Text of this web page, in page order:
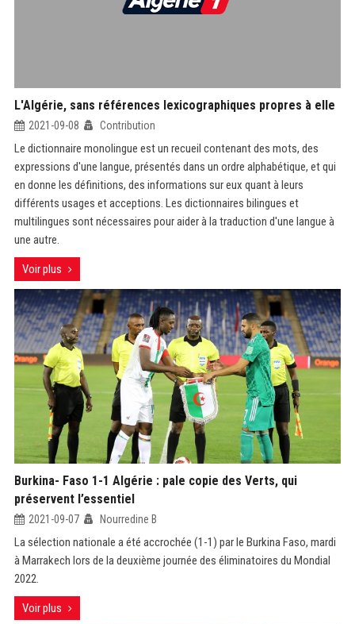
L'Algérie, sans références lexicographiques propres à elle
2021-09-08 Contribution
Le dictionnaire monolingue est un recueil contenant des mots, des
expressions d'une langue, présentés dans un ordre alphabétique, et qui
en donne les définitions, des informations sur eux quant à leurs
différents usages et acceptions. Les dictionnaires bilingues et
multilingues sont nécessaires pour aider à la traduction d'une langue à
une autre.
Voir plus
Burkina- Faso 1-1 Algérie : pale copie des Verts, qui
préservent l’essentiel
2021-09-07 Nourredine B
La sélection nationale a été accrochée (1-1) par le Burkina Faso, mardi
à Marrakech lors de la deuxième journée des éliminatoires du Mondial
2022.
Voir plus